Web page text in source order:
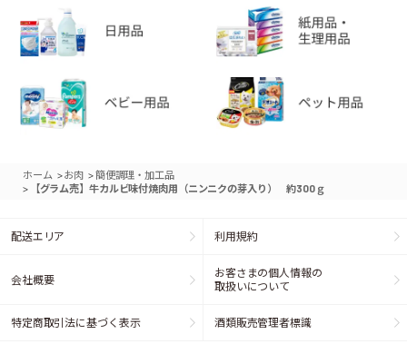
ホーム >お肉 >簡便調理・加工品
> 【グラム売】牛カルビ味付焼肉用（ニンニクの芽入り） 約300ｇ
配送エリア 利用規約
会社概要
お客さまの個人情報の
取扱いについて
特定商取引法に基づく表示 酒類販売管理者標識